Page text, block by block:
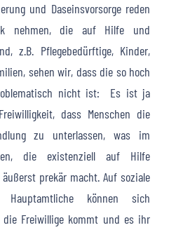
und Daseinsvorsorge reden
nehmen, die auf Hilfe und
z.B. Pflegebedürftige, Kinder,
sehen wir, dass die so hoch
nicht ist: Es ist ja
dass Menschen die
zu unterlassen, was im
die existenziell auf Hilfe
prekär macht. Auf soziale
Hauptamtliche können sich
die Freiwillige kommt und es ihr